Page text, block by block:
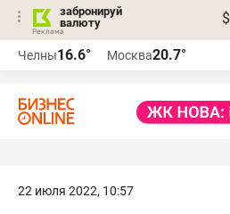
забронируй
валюту
$
Челны16.6° Москва20.7°
22 июля 2022, 10:57